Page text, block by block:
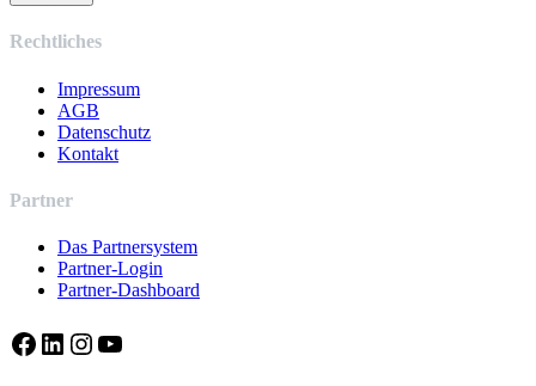
Rechtliches
Impressum
AGB
Datenschutz
Kontakt
Partner
Das Partnersystem
Partner-Login
Partner-Dashboard
Facebook
LinkedIn
Instagram
YouTube